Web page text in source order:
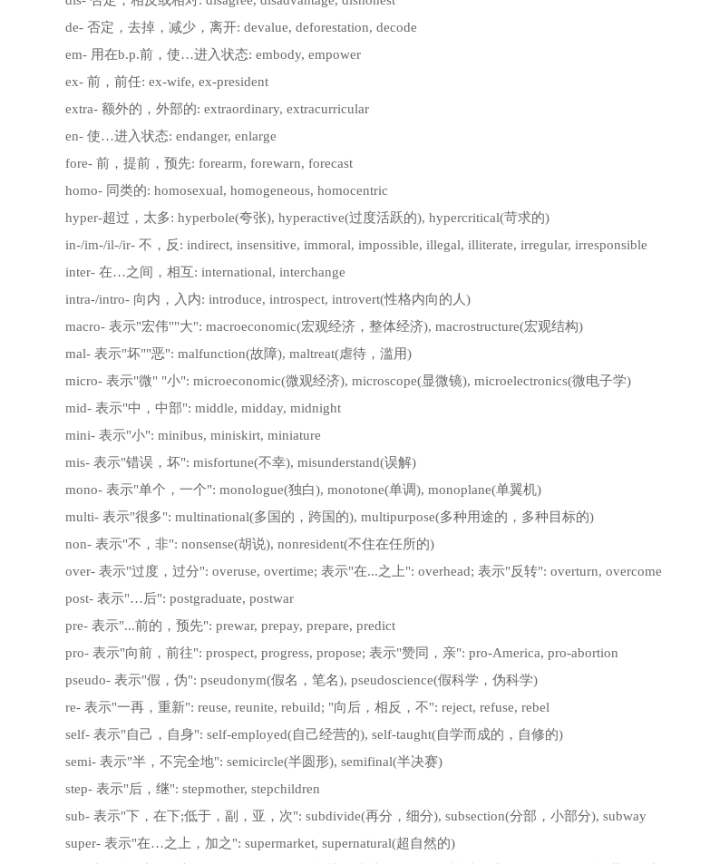
de- 否定，去掉，减少，离开: devalue, deforestation, decode
em- 用在b.p.前，使…进入状态: embody, empower
ex- 前，前任: ex-wife, ex-president
extra- 额外的，外部的: extraordinary, extracurricular
en- 使…进入状态: endanger, enlarge
fore- 前，提前，预先: forearm, forewarn, forecast
homo- 同类的: homosexual, homogeneous, homocentric
hyper-超过，太多: hyperbole(夸张), hyperactive(过度活跃的), hypercritical(苛求的)
in-/im-/il-/ir- 不，反: indirect, insensitive, immoral, impossible, illegal, illiterate, irregular, irresponsible
inter- 在…之间，相互: international, interchange
intra-/intro- 向内，入内: introduce, introspect, introvert(性格内向的人)
macro- 表示"宏伟""大": macroeconomic(宏观经济，整体经济), macrostructure(宏观结构)
mal- 表示"坏""恶": malfunction(故障), maltreat(虐待，滥用)
micro- 表示"微" "小": microeconomic(微观经济), microscope(显微镜), microelectronics(微电子学)
mid- 表示"中，中部": middle, midday, midnight
mini- 表示"小": minibus, miniskirt, miniature
mis- 表示"错误，坏": misfortune(不幸), misunderstand(误解)
mono- 表示"单个，一个": monologue(独白), monotone(单调), monoplane(单翼机)
multi- 表示"很多": multinational(多国的，跨国的), multipurpose(多种用途的，多种目标的)
non- 表示"不，非": nonsense(胡说), nonresident(不住在任所的)
over- 表示"过度，过分": overuse, overtime; 表示"在...之上": overhead; 表示"反转": overturn, overcome
post- 表示"…后": postgraduate, postwar
pre- 表示"...前的，预先": prewar, prepay, prepare, predict
pro- 表示"向前，前往": prospect, progress, propose; 表示"赞同，亲": pro-America, pro-abortion
pseudo- 表示"假，伪": pseudonym(假名，笔名), pseudoscience(假科学，伪科学)
re- 表示"一再，重新": reuse, reunite, rebuild; "向后，相反，不": reject, refuse, rebel
self- 表示"自己，自身": self-employed(自己经营的), self-taught(自学而成的，自修的)
semi- 表示"半，不完全地": semicircle(半圆形), semifinal(半决赛)
step- 表示"后，继": stepmother, stepchildren
sub- 表示"下，在下;低于，副，亚，次": subdivide(再分，细分), subsection(分部，小部分), subway
super- 表示"在…之上，加之": supermarket, supernatural(超自然的)